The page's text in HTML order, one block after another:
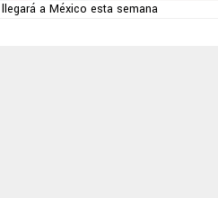
a México esta semana